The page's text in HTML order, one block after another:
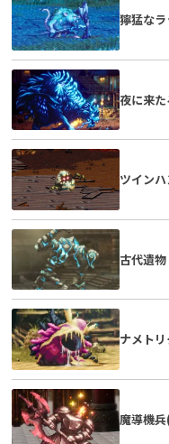
獰猛な
夜に来
ツイン
古代遺
ナメト
魔導機